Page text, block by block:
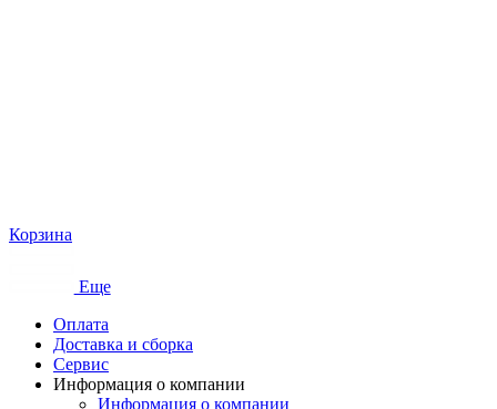
Корзина
Еще
Оплата
Доставка и сборка
Сервис
Информация о компании
Информация о компании